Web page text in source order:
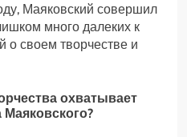
Маяковский совершил
много далеких к
о своем творчестве и
охватывает